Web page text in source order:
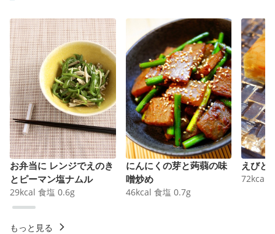
お弁当に レンジでえのき
とピーマン塩ナムル
29kcal 食塩 0.6g
にんにくの芽と蒟蒻の味
噌炒め
46kcal 食塩 0.7g
えびと
72kcal
もっと見る